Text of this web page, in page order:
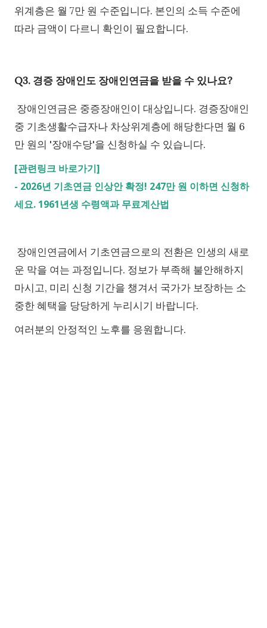
위계층은 월 7만 원 수준입니다. 본인의 소득 수준에
따라 금액이 다르니 확인이 필요합니다.
Q3. 경증 장애인도 장애인연금을 받을 수 있나요?
장애인연금은 중증장애인이 대상입니다. 경증장애인
중 기초생활수급자나 차상위계층에 해당한다면 월 6
만 원의 '장애수당'을 신청하실 수 있습니다.
[관련링크 바로가기]
- 2026년 기초연금 인상안 확정! 247만 원 이하면 신청하
세요. 1961년생 수령액과 무료계산법
장애인연금에서 기초연금으로의 전환은 인생의 새로
운 막을 여는 과정입니다. 정보가 부족해 불안해하지
마시고, 미리 신청 기간을 챙겨서 국가가 보장하는 소
중한 혜택을 당당하게 누리시기 바랍니다.
여러분의 안정적인 노후를 응원합니다.